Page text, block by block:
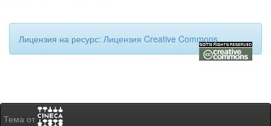
Лицензия на ресурс: Лицензия Creative Commons
Тема от